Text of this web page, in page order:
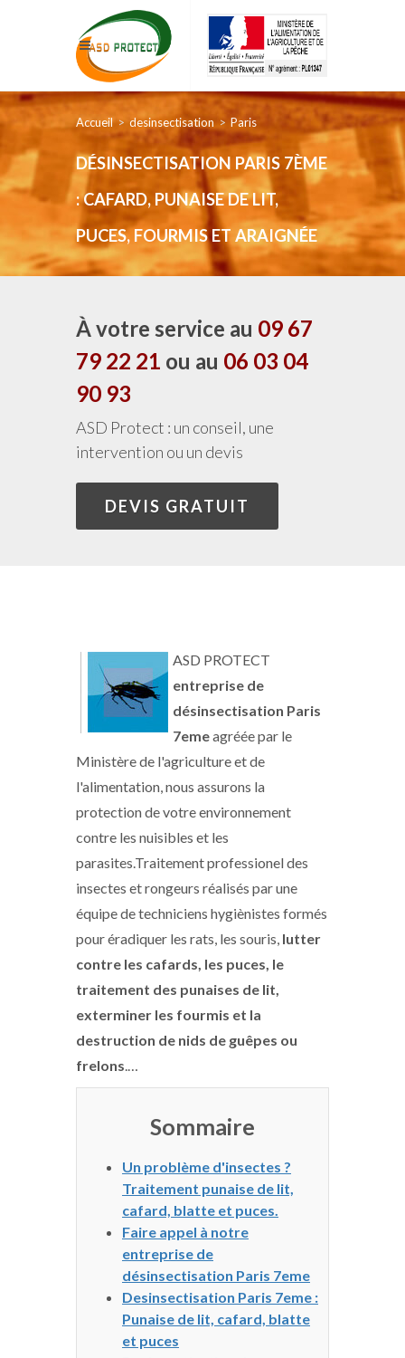
Accueil desinsectisation Paris
DÉSINSECTISATION PARIS 7ÈME
: CAFARD, PUNAISE DE LIT,
PUCES, FOURMIS ET ARAIGNÉE
À votre service au 09 67
79 22 21 ou au 06 03 04
90 93
ASD Protect : un conseil, une
intervention ou un devis
DEVIS GRATUIT
ASD PROTECT
entreprise de
désinsectisation Paris
7emeagréée par le
Ministère de l'agriculture et de
l'alimentation, nous assurons la
protection de votre environnement
contre les nuisibles et les
parasites.Traitement professionel des
insectes et rongeurs réalisés par une
équipe de techniciens hygiènistes formés
pour éradiquer les rats, les souris, lutter
contre les cafards, les puces, le
traitement des punaises de lit,
exterminer les fourmis et la
destruction de nids de guêpes ou
frelons.…
Sommaire
Un problème d'insectes ?
Traitement punaise de lit,
cafard, blatte et puces.
Faire appel à notre
entreprise de
désinsectisation Paris 7eme
Desinsectisation Paris 7eme :
Punaise de lit, cafard, blatte
et puces